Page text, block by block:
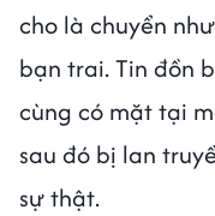
cho là chuyển
bạn trai. Tin đồn
cùng có mặt tại
sau đó bị lan
sự thật.